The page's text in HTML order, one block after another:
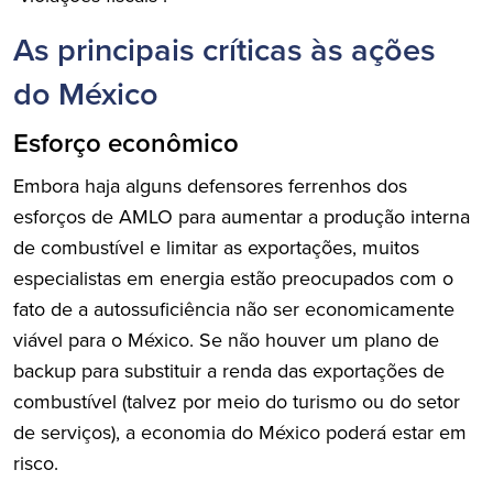
As principais críticas às ações
do México
Esforço econômico
Embora haja alguns defensores ferrenhos dos
esforços de AMLO para aumentar a produção interna
de combustível e limitar as exportações, muitos
especialistas em energia estão preocupados com o
fato de a autossuficiência não ser economicamente
viável para o México. Se não houver um plano de
backup para substituir a renda das exportações de
combustível (talvez por meio do turismo ou do setor
de serviços), a economia do México poderá estar em
risco.